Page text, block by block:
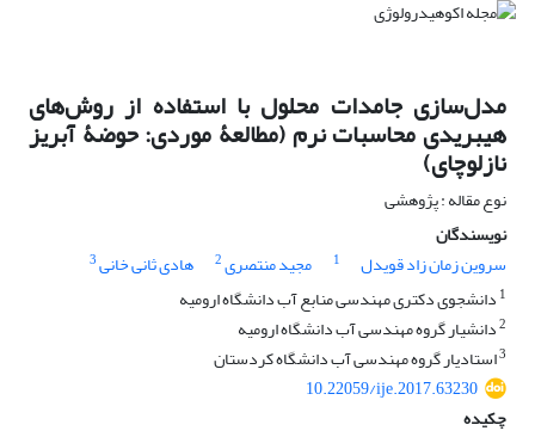
مدل‌سازی جامدات محلول با استفاده از روش‌های
هیبریدی محاسبات نرم (مطالعۀ موردی: حوضۀ آبریز
نازلوچای)
نوع مقاله : پژوهشی
نویسندگان
سروین زمان زاد قویدل
1 مجید منتصری2 هادی ثانی خانی3
1 دانشجوی دکتری مهندسی منابع آب دانشگاه ارومیه
2دانشیار گروه مهندسی آب دانشگاه ارومیه
3استادیار گروه مهندسی آب دانشگاه کردستان
10.22059/ije.2017.63230
چکیده